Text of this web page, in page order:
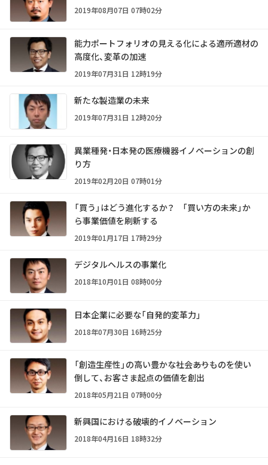
2019年08月07日 07時02分
能力ポートフォリオの見える化による適所適材の
高度化、変革の加速
2019年07月31日 12時19分
新たな製造業の未来
2019年07月31日 12時20分
異業種発・日本発の医療機器イノベーションの創
り方
2019年02月20日 07時01分
「買う」はどう進化するか？ 「買い方の未来」か
ら事業価値を刷新する
2019年01月17日 17時29分
デジタルヘルスの事業化
2018年10月01日 08時00分
日本企業に必要な「自発的変革力」
2018年07月30日 16時25分
「創造生産性」の高い豊かな社会――ありものを使い
倒して、お客さま起点の価値を創出
2018年05月21日 07時00分
新興国における破壊的イノベーション
2018年04月16日 18時32分